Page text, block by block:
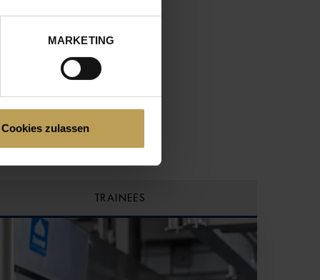
MARKETING
Cookies zulassen
TRAINEES